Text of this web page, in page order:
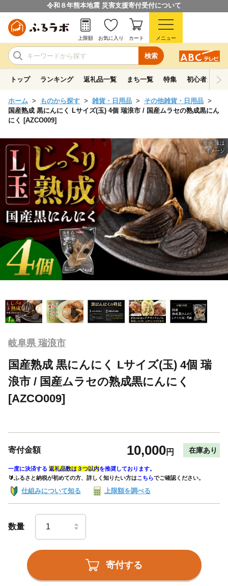
令和８年熊本地震 災害支援寄付受付について
検索
上限額 お気に入り カート メニュー
トップ ランキング 返礼品一覧 まち一覧 特集 初心者ガイド
ホーム ものから探す 雑貨・日用品
その他雑貨・日用品
国産熟成 黒にんにく Lサイズ(玉) 4個 瑞浪市 / 国産ムラセの熟成黒にん
にく [AZCO009]
岐阜県 瑞浪市
国産熟成 黒にんにく Lサイズ(玉) 4個 瑞
浪市 / 国産ムラセの熟成黒にんにく
[AZCO009]
寄付金額 10,000円 在庫あり
一度に決済する 返礼品数は３つ以内を推奨しております。
🔰ふるさと納税が初めての方、詳しく知りたい方はこちらでご確認ください。
仕組みについて知る 上限額を調べる
数量
寄付する